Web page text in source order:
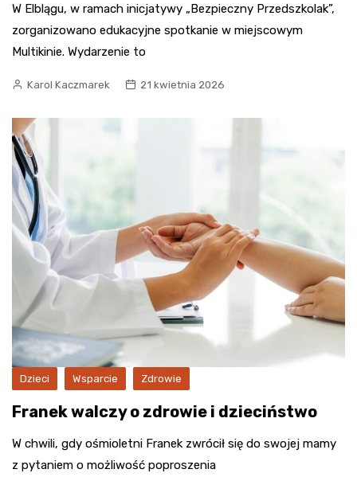
W Elblągu, w ramach inicjatywy „Bezpieczny Przedszkolak”,
zorganizowano edukacyjne spotkanie w miejscowym
Multikinie. Wydarzenie to
Karol Kaczmarek 21 kwietnia 2026
Dzieci Wsparcie Zdrowie
Franek walczy o zdrowie i dzieciństwo
W chwili, gdy ośmioletni Franek zwrócił się do swojej mamy
z pytaniem o możliwość poproszenia